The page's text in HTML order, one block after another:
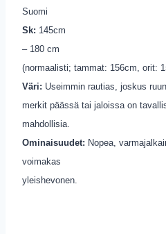
Suomi
Sk: 145cm
– 180 cm
(normaalisti; tammat: 156cm, orit:
Väri: Useimmin rautias, joskus
merkit päässä tai jaloissa on
mahdollisia.
Ominaisuudet: Nopea,
voimakas
yleishevonen.